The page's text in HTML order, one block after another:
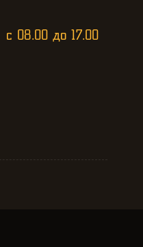
с 08.00 до 17.00